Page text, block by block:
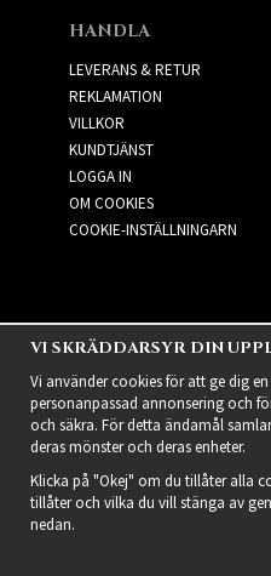
HANDLA
LEVERANS & RETUR
REKLAMATION
VILLKOR
KUNDTJÄNST
LOGGA IN
OM COOKIES
COOKIE-INSTÄLLNINGARN
VI SKRÄDDARSYR DIN
Vi använder cookies för att ge dig
personanpassad annonsering och
och säkra. För detta ändamål
deras mönster och deras enheter.
Klicka på "Okej" om du tillåter alla
tillåter och vilka du vill stänga av
nedan.